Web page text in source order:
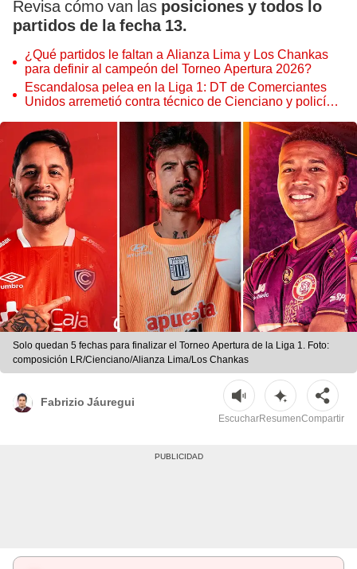
Revisa cómo van las posiciones y todos lo
partidos de la fecha 13.
¿Qué partidos le faltan a Alianza Lima y Los Chankas
para definir al campeón del Torneo Apertura 2026?
Escandalosa pelea en la Liga 1: DT de Comerciantes
Unidos arremetió contra técnico de Cienciano y policías
Solo quedan 5 fechas para finalizar el Torneo Apertura de la Liga 1. Foto:
composición LR/Cienciano/Alianza Lima/Los Chankas
Fabrizio Jáuregui
EscucharResumenCompartir